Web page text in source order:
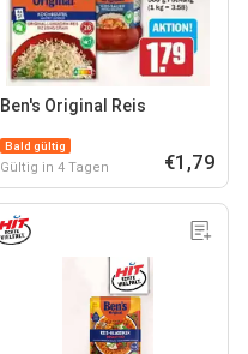
Ben's Original Reis
Bald gültig
Gültig in 4 Tagen €1,79